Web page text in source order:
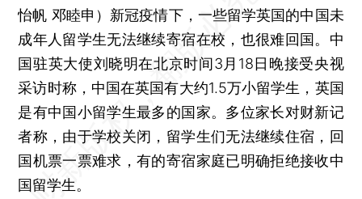
怡帆 邓睦申） 新冠疫情下，一些留学英国的中国未
成年人留学生无法继续寄宿在校，也很难回国。中
国驻英大使刘晓明在北京时间3月18日晚接受央视
采访时称，中国在英国有大约1.5万小留学生，英国
是有中国小留学生最多的国家。多位家长对财新记
者称，由于学校关闭，留学生们无法继续住宿，回
国机票一票难求，有的寄宿家庭已明确拒绝接收中
国留学生。